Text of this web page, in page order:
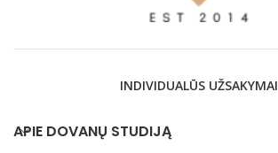
INDIVIDUALŪS UŽSAKYMAI
APIE DOVANŲ STUDIJĄ